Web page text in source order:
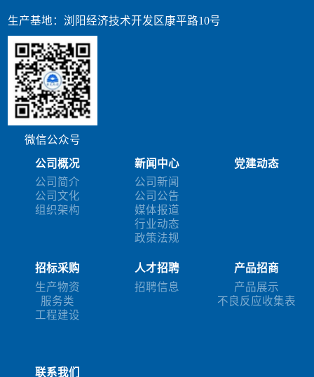
生产基地：浏阳经济技术开发区康平路10号
微信公众号
公司概况
公司简介
公司文化
组织架构
新闻中心
公司新闻
公司公告
媒体报道
行业动态
政策法规
党建动态
招标采购
生产物资
服务类
工程建设
人才招聘
招聘信息
产品招商
产品展示
不良反应收集表
联系我们